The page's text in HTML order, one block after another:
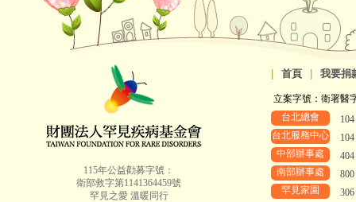
115年公益勸募字號：
衛部救字第1141364459號
罕見之愛 溫暖同行
首頁 我要捐
立案字號：衛署醫
台北總會
台北服務中心
中部辦事處
南部辦事處
罕見家園